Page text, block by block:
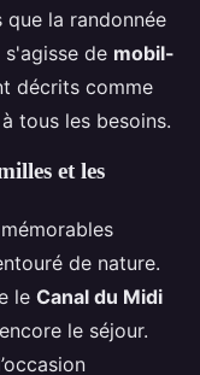
que la randonnée
de mobil-
décrits comme
tous les besoins.
et les
de nature.
le Canal du Midi
le séjour.